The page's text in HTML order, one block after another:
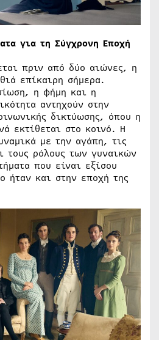
για τη Σύγχρονη Εποχή
πριν από δύο αιώνες, η
επίκαιρη σήμερα.
η φήμη και η
αντηχούν στην
δικτύωσης, όπου η
εκτίθεται στο κοινό. Η
με την αγάπη, τις
τους ρόλους των γυναικών
που είναι εξίσου
ήταν και στην εποχή της